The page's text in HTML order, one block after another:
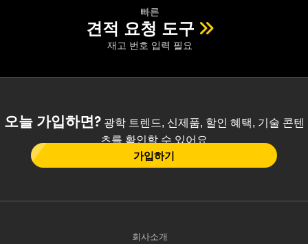
빠른
견적 요청 도구
재고 번호 입력 필요
오늘 가입하면?광학 트렌드, 신제품, 할인 혜택, 기술 콘텐
츠를 확인할 수 있어요
가입하기
회사소개